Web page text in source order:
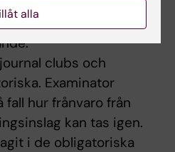
tas bort eller sänkas.
clubs och
Examinator
hur frånvaro från
kan tas igen.
i de obligatoriska
alla